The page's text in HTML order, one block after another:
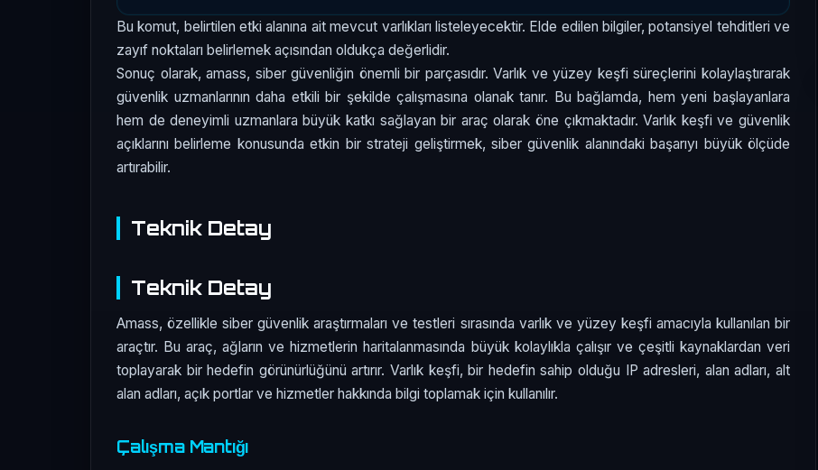
Bu komut, belirtilen etki alanına ait mevcut varlıkları listeleyecektir. Elde edilen bilgiler, potansiyel tehditleri ve
zayıf noktaları belirlemek açısından oldukça değerlidir.
Sonuç olarak, amass, siber güvenliğin önemli bir parçasıdır. Varlık ve yüzey keşfi süreçlerini kolaylaştırarak
güvenlik uzmanlarının daha etkili bir şekilde çalışmasına olanak tanır. Bu bağlamda, hem yeni başlayanlara
hem de deneyimli uzmanlara büyük katkı sağlayan bir araç olarak öne çıkmaktadır. Varlık keşfi ve güvenlik
açıklarını belirleme konusunda etkin bir strateji geliştirmek, siber güvenlik alanındaki başarıyı büyük ölçüde
artırabilir.
Teknik Detay
Teknik Detay
Amass, özellikle siber güvenlik araştırmaları ve testleri sırasında varlık ve yüzey keşfi amacıyla kullanılan bir
araçtır. Bu araç, ağların ve hizmetlerin haritalanmasında büyük kolaylıkla çalışır ve çeşitli kaynaklardan veri
toplayarak bir hedefin görünürlüğünü artırır. Varlık keşfi, bir hedefin sahip olduğu IP adresleri, alan adları, alt
alan adları, açık portlar ve hizmetler hakkında bilgi toplamak için kullanılır.
Çalışma Mantığı